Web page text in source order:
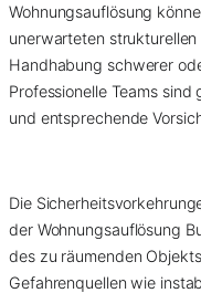
Wohnungsauflösung
unerwarteten
Handhabung schwerer
Professionelle Teams
und entsprechende
Die
der Wohnungsauflösung
des zu räumenden
Gefahrenquellen wie